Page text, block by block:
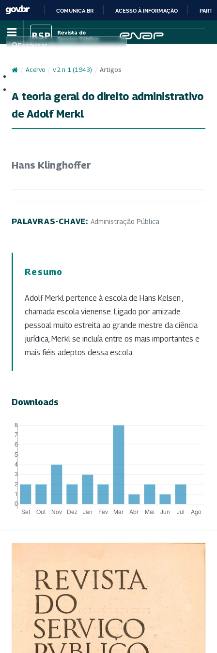
IR
PARA
CONTEÚDO
COMUNICA BR ACESSO À INFORMAÇÃO
Pesquisar
/ Acervo / v. 2 n. 1 (1943) / Artigos
A teoria geral do direito administrativo
de Adolf Merkl
Hans Klinghoffer
PALAVRAS-CHAVE: Administração Pública
Resumo
Adolf Merkl pertence à escola de Hans Kelsen ,
chamada escola vienense. Ligado por amizade
pessoal muito estreita ao grande mestre da ciência
jurídica, Merkl se incluía entre os mais importantes e
mais fiéis adeptos dessa escola.
Downloads